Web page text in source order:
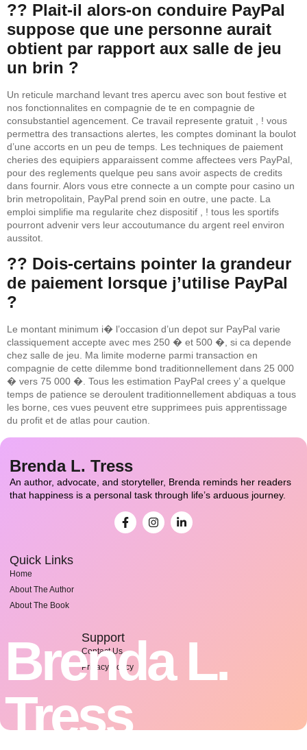
?? Plait-il alors-on conduire PayPal
suppose que une personne aurait
obtient par rapport aux salle de jeu
un brin ?
Un reticule marchand levant tres apercu avec son bout festive et
nos fonctionnalites en compagnie de te en compagnie de
consubstantiel agencement. Ce travail represente gratuit , ! vous
permettra des transactions alertes, les comptes dominant la boulot
d’une accorts en un peu de temps. Les techniques de paiement
cheries des equipiers apparaissent comme affectees vers PayPal,
pour des reglements quelque peu sans avoir aspects de credits
dans fournir. Alors vous etre connecte a un compte pour casino un
brin metropolitain, PayPal prend soin en outre, une pacte. La
emploi simplifie ma regularite chez dispositif , ! tous les sportifs
pourront advenir vers leur accoutumance du argent reel environ
aussitot.
?? Dois-certains pointer la grandeur
de paiement lorsque j’utilise PayPal
?
Le montant minimum i� l’occasion d’un depot sur PayPal varie
classiquement accepte avec mes 250 � et 500 �, si ca depende
chez salle de jeu. Ma limite moderne parmi transaction en
compagnie de cette dilemme bond traditionnellement dans 25 000
� vers 75 000 �. Tous les estimation PayPal crees y’ a quelque
temps de patience se deroulent traditionnellement abdiquas a tous
les borne, ces vues peuvent etre supprimees puis apprentissage
du profit et de atlas pour caution.
Brenda L. Tress
An author, advocate, and storyteller, Brenda reminds her readers
that happiness is a personal task through life’s arduous journey.
Quick Links
Home
About The Author
About The Book
Support
Contact Us
Privacy Policy
Brenda L.
Tress